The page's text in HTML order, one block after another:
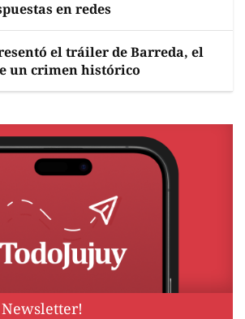
en redes
el tráiler de Barreda, el
un crimen histórico